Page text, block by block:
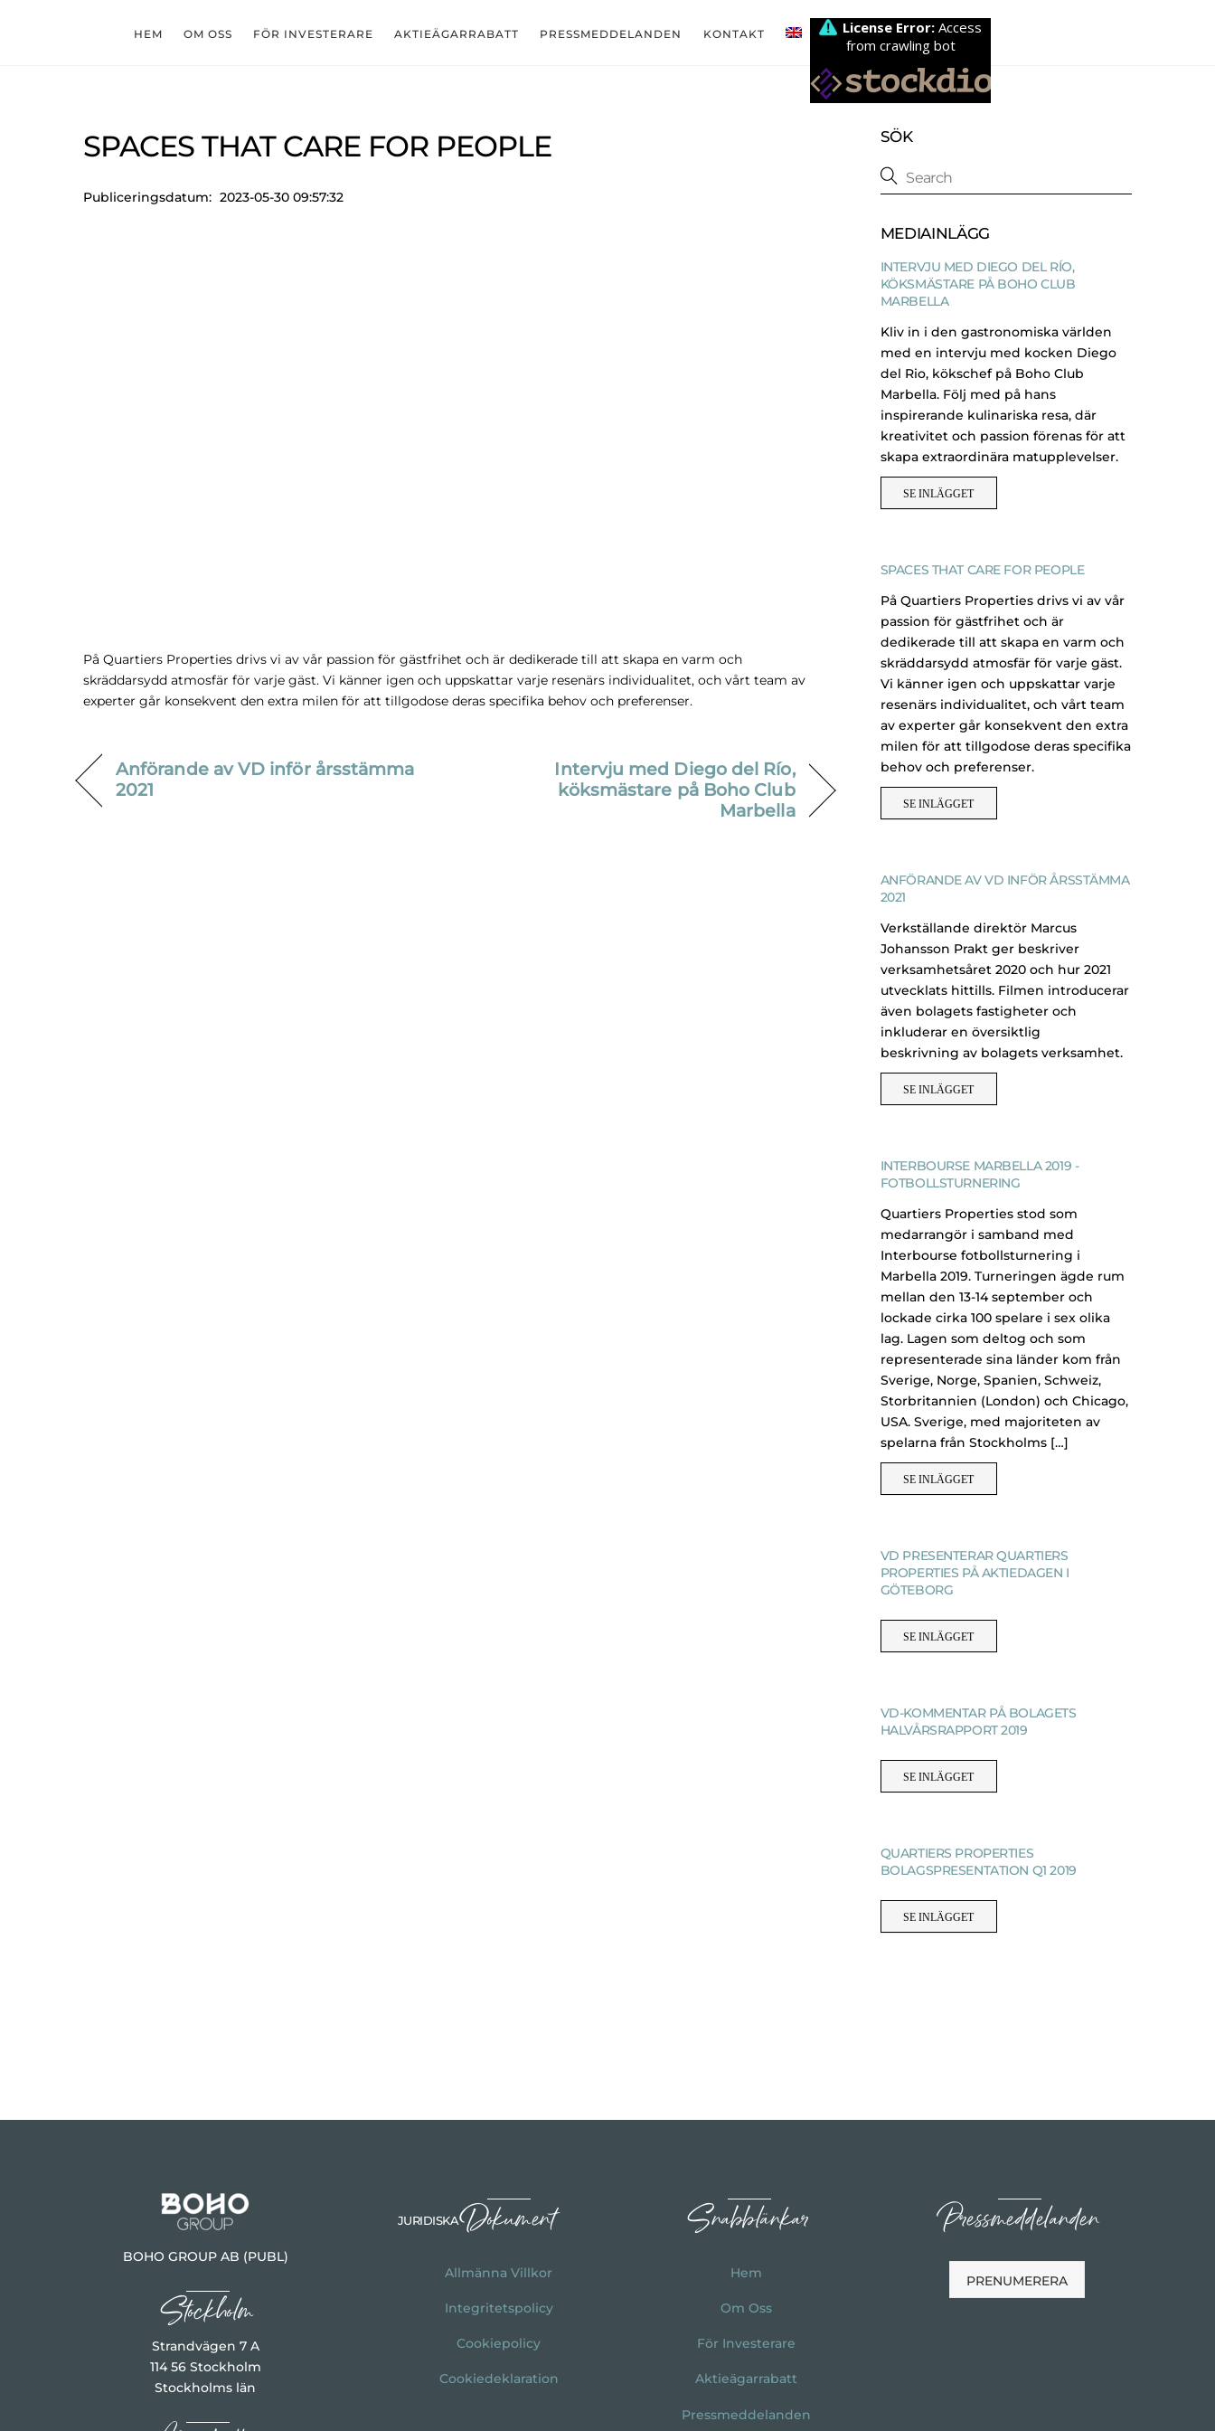
HEM OM OSS FÖR INVESTERARE AKTIEÄGARRABATT PRESSMEDDELANDEN KONTAKT
SPACES THAT CARE FOR PEOPLE
Publiceringsdatum: 2023-05-30 09:57:32
På Quartiers Properties drivs vi av vår passion för gästfrihet och är dedikerade till att skapa en varm och
skräddarsydd atmosfär för varje gäst. Vi känner igen och uppskattar varje resenärs individualitet, och vårt team av
experter går konsekvent den extra milen för att tillgodose deras specifika behov och preferenser.
Anförande av VD inför årsstämma
2021
Intervju med Diego del Río,
köksmästare på Boho Club
Marbella
SÖK
MEDIAINLÄGG
INTERVJU MED DIEGO DEL RÍO,
KÖKSMÄSTARE PÅ BOHO CLUB
MARBELLA
Kliv in i den gastronomiska världen
med en intervju med kocken Diego
del Rio, kökschef på Boho Club
Marbella. Följ med på hans
inspirerande kulinariska resa, där
kreativitet och passion förenas för att
skapa extraordinära matupplevelser.
SE INLÄGGET
SPACES THAT CARE FOR PEOPLE
På Quartiers Properties drivs vi av vår
passion för gästfrihet och är
dedikerade till att skapa en varm och
skräddarsydd atmosfär för varje gäst.
Vi känner igen och uppskattar varje
resenärs individualitet, och vårt team
av experter går konsekvent den extra
milen för att tillgodose deras specifika
behov och preferenser.
SE INLÄGGET
ANFÖRANDE AV VD INFÖR ÅRSSTÄMMA
2021
Verkställande direktör Marcus
Johansson Prakt ger beskriver
verksamhetsåret 2020 och hur 2021
utvecklats hittills. Filmen introducerar
även bolagets fastigheter och
inkluderar en översiktlig
beskrivning av bolagets verksamhet.
SE INLÄGGET
INTERBOURSE MARBELLA 2019 -
FOTBOLLSTURNERING
Quartiers Properties stod som
medarrangör i samband med
Interbourse fotbollsturnering i
Marbella 2019. Turneringen ägde rum
mellan den 13-14 september och
lockade cirka 100 spelare i sex olika
lag. Lagen som deltog och som
representerade sina länder kom från
Sverige, Norge, Spanien, Schweiz,
Storbritannien (London) och Chicago,
USA. Sverige, med majoriteten av
spelarna från Stockholms […]
SE INLÄGGET
VD PRESENTERAR QUARTIERS
PROPERTIES PÅ AKTIEDAGEN I
GÖTEBORG
SE INLÄGGET
VD-KOMMENTAR PÅ BOLAGETS
HALVÅRSRAPPORT 2019
SE INLÄGGET
QUARTIERS PROPERTIES
BOLAGSPRESENTATION Q1 2019
SE INLÄGGET
BOHO GROUP AB (PUBL)
Stockholm
Strandvägen 7 A
114 56 Stockholm
Stockholms län
JURIDISKA Dokument
Allmänna Villkor
Integritetspolicy
Cookiepolicy
Cookiedeklaration
Snabblänkar
Hem
Om Oss
För Investerare
Aktieägarrabatt
Pressmeddelanden
Pressmeddelanden
PRENUMERERA